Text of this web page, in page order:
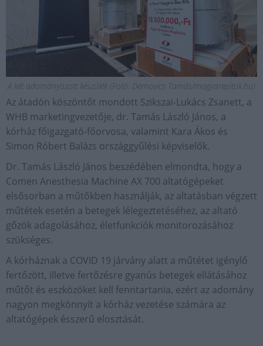
A két adományozott készülék (Fotó: Dernovics Tamás/magyarepitok.hu)
Az átadón köszöntőt mondott Szikszai-Lukács Zsanett, a
WHB marketingvezetője, dr. Tamás László János, a
kórház főigazgató-főorvosa, valamint Kara Ákos és
Simon Róbert Balázs országgyűlési képviselők.
Dr. Tamás László János beszédében elmondta, hogy a
Comen Anesthesia Machine AX 700 altatógépeket
elsősorban a műtőkben használják, az altatásban végzett
műtétek esetén a betegek lélegeztetéséhez, az altató
gőzök adagolásához, életfunkciók monitorozásához
szükséges.
A kórháznak a COVID 19 járvány alatt a műtétet igénylő
fertőzött, illetve fertőzésre gyanús betegek ellátásához
műtőt és eszközöket kell fenntartania, ezért az adomány
nagyon megkönnyít a kórház vezetése számára az
altatógépek ésszerű elosztását.